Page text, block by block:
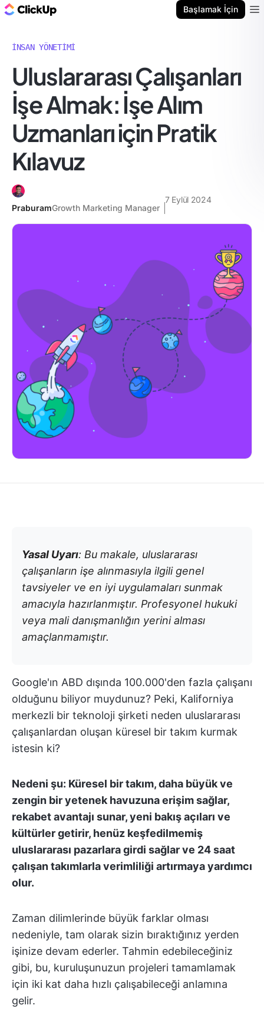
Başlamak İçin
İNSAN YÖNETIMI
Uluslararası Çalışanları
İşe Almak: İşe Alım
Uzmanları için Pratik
Kılavuz
PraburamGrowth Marketing Manager
7 Eylül 2024
Yasal Uyarı: Bu makale, uluslararası
çalışanların işe alınmasıyla ilgili genel
tavsiyeler ve en iyi uygulamaları sunmak
amacıyla hazırlanmıştır. Profesyonel hukuki
veya mali danışmanlığın yerini alması
amaçlanmamıştır.
Google'ın ABD dışında 100.000'den fazla çalışanı
olduğunu biliyor muydunuz? Peki, Kaliforniya
merkezli bir teknoloji şirketi neden uluslararası
çalışanlardan oluşan küresel bir takım kurmak
istesin ki?
Nedeni şu: Küresel bir takım, daha büyük ve
zengin bir yetenek havuzuna erişim sağlar,
rekabet avantajı sunar, yeni bakış açıları ve
kültürler getirir, henüz keşfedilmemiş
uluslararası pazarlara girdi sağlar ve 24 saat
çalışan takımlarla verimliliği artırmaya yardımcı
olur.
Zaman dilimlerinde büyük farklar olması
nedeniyle, tam olarak sizin bıraktığınız yerden
işinize devam ederler. Tahmin edebileceğiniz
gibi, bu, kuruluşunuzun projeleri tamamlamak
için iki kat daha hızlı çalışabileceği anlamına
gelir.